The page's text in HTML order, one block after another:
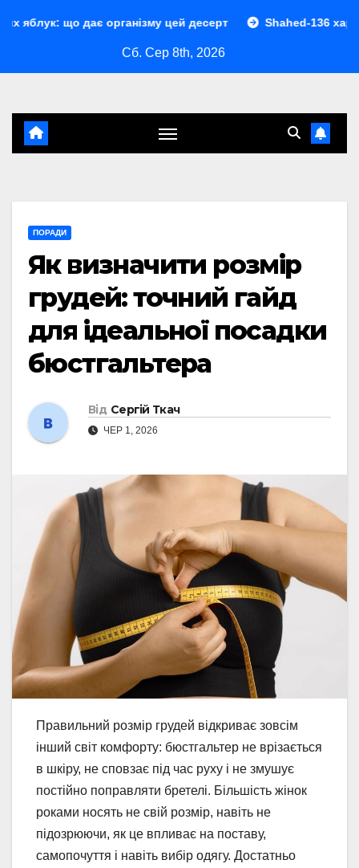
організму цей десерт Shahed-136 характеристики:
Сб. Сер 8th, 2026
ПОРАДИ
Як визначити розмір
грудей: точний гайд
для ідеальної посадки
бюстгальтера
Від Сергій Ткач
ЧЕР 1, 2026
Правильний розмір грудей відкриває зовсім
інший світ комфорту: бюстгальтер не врізається
в шкіру, не сповзає під час руху і не змушує
постійно поправляти бретелі. Більшість жінок
роками носять не свій розмір, навіть не
підозрюючи, як це впливає на поставу,
самопочуття і навіть вибір одягу. Достатньо